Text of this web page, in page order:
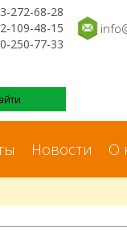
272-68-28
109-48-15
250-77-33
Новости О